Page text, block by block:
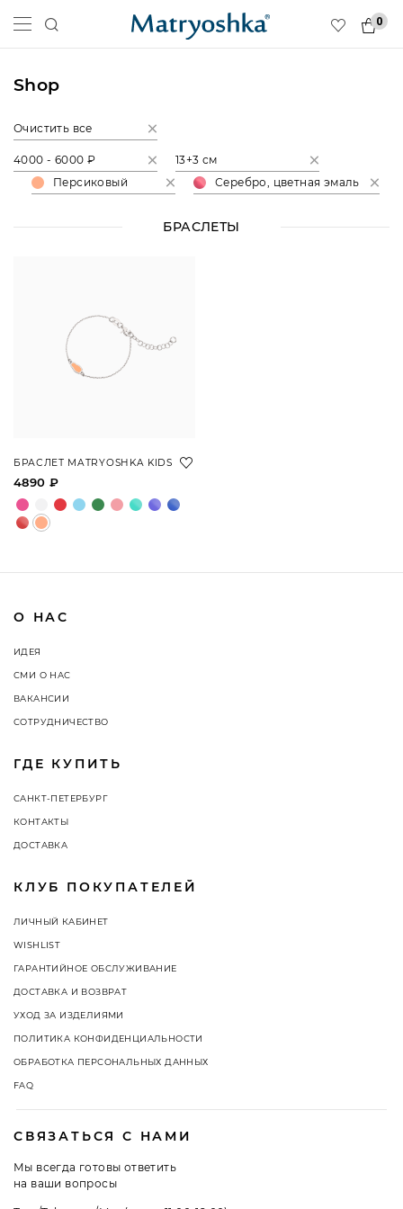
0
Shop
Очистить все
4000 - 6000 ₽
13+3 см
Персиковый
Серебро, цветная эмаль
БРАСЛЕТЫ
БРАСЛЕТ MATRYOSHKA KIDS
4890 ₽
О НАС
ИДЕЯ
СМИ О НАС
ВАКАНСИИ
СОТРУДНИЧЕСТВО
ГДЕ КУПИТЬ
САНКТ-ПЕТЕРБУРГ
КОНТАКТЫ
ДОСТАВКА
КЛУБ ПОКУПАТЕЛЕЙ
ЛИЧНЫЙ КАБИНЕТ
WISHLIST
ГАРАНТИЙНОЕ ОБСЛУЖИВАНИЕ
ДОСТАВКА И ВОЗВРАТ
УХОД ЗА ИЗДЕЛИЯМИ
ПОЛИТИКА КОНФИДЕНЦИАЛЬНОСТИ
ОБРАБОТКА ПЕРСОНАЛЬНЫХ ДАННЫХ
FAQ
СВЯЗАТЬСЯ С НАМИ
Мы всегда готовы ответить
на ваши вопросы